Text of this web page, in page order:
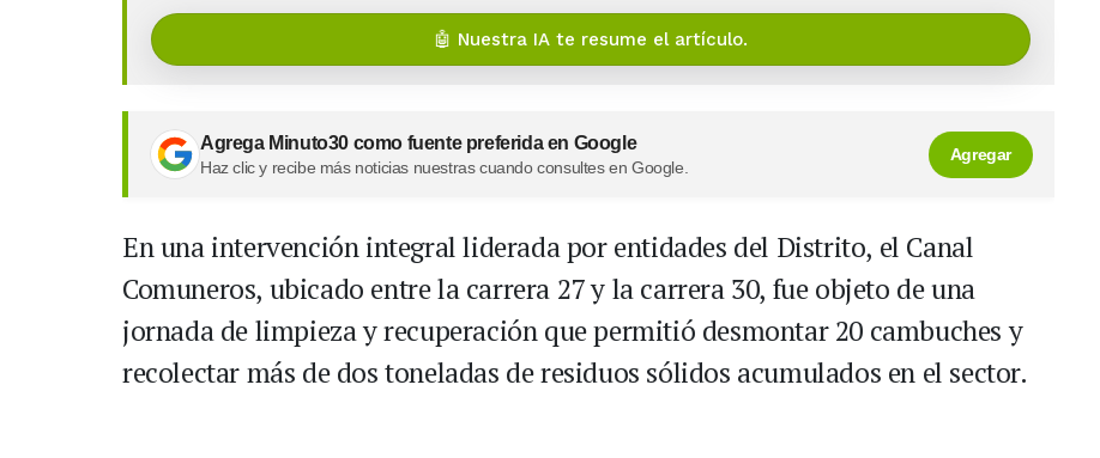
🤖 Nuestra IA te resume el artículo.
Agrega Minuto30 como fuente preferida en Google
Haz clic y recibe más noticias nuestras cuando consultes en Google.
Agregar
En una intervención integral liderada por entidades del Distrito, el Canal
Comuneros, ubicado entre la carrera 27 y la carrera 30, fue objeto de una
jornada de limpieza y recuperación que permitió desmontar 20 cambuches y
recolectar más de dos toneladas de residuos sólidos acumulados en el sector.